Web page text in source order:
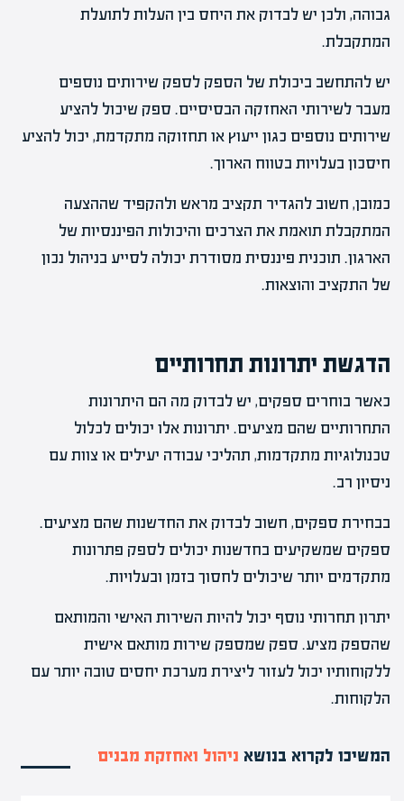
גבוהה, ולכן יש לבדוק את היחס בין העלות לתועלת
המתקבלת.
יש להתחשב ביכולת של הספק לספק שירותים נוספים
מעבר לשירותי האחזקה הבסיסיים. ספק שיכול להציע
שירותים נוספים כגון ייעוץ או תחזוקה מתקדמת, יכול להציע
חיסכון בעלויות בטווח הארוך.
כמובן, חשוב להגדיר תקציב מראש ולהקפיד שההצעה
המתקבלת תואמת את הצרכים והיכולות הפיננסיות של
הארגון. תוכנית פיננסית מסודרת יכולה לסייע בניהול נכון
של התקציב והוצאות.
הדגשת יתרונות תחרותיים
כאשר בוחרים ספקים, יש לבדוק מה הם היתרונות
התחרותיים שהם מציעים. יתרונות אלו יכולים לכלול
טכנולוגיות מתקדמות, תהליכי עבודה יעילים או צוות עם
ניסיון רב.
בבחירת ספקים, חשוב לבדוק את החדשנות שהם מציעים.
ספקים שמשקיעים בחדשנות יכולים לספק פתרונות
מתקדמים יותר שיכולים לחסוך בזמן ובעלויות.
יתרון תחרותי נוסף יכול להיות השירות האישי והמותאם
שהספק מציע. ספק שמספק שירות מותאם אישית
ללקוחותיו יכול לעזור ליצירת מערכת יחסים טובה יותר עם
הלקוחות.
המשיכו לקרוא בנושא ניהול ואחזקת מבנים